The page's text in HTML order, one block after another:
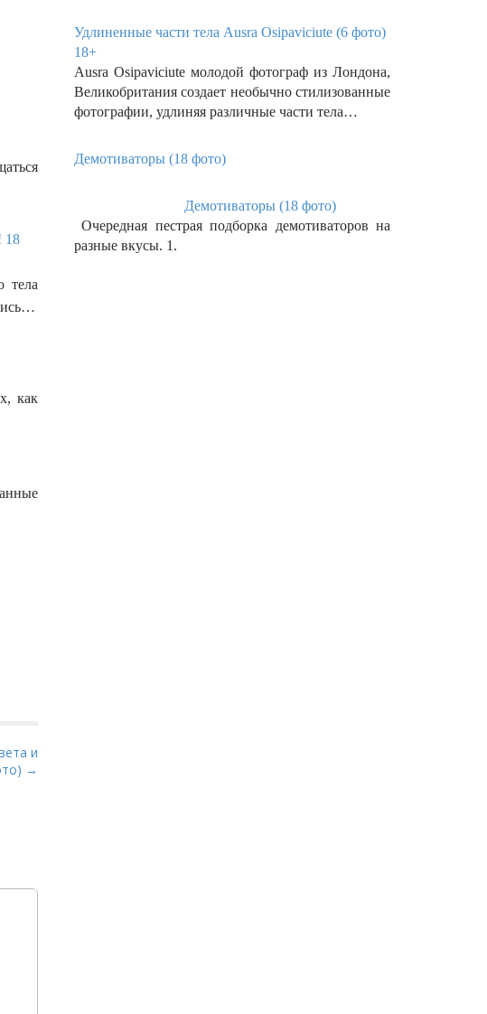
18
тела
как
и
→
Удлиненные части тела Ausra Osipaviciute (6 фото)
18+
Ausra Osipaviciute молодой фотограф из Лондона,
Великобритания создает необычно стилизованные
фотографии, удлиняя различные части тела…
Демотиваторы (18 фото)
Демотиваторы (18 фото)
Очередная пестрая подборка демотиваторов на
разные вкусы. 1.